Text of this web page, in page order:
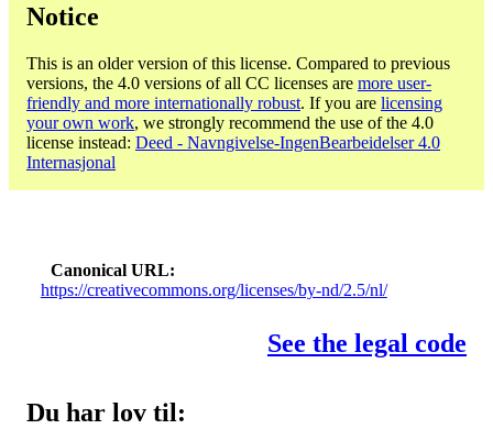
Notice
This is an older version of this license. Compared to previous
versions, the 4.0 versions of all CC licenses are more user-
friendly and more internationally robust. If you are licensing
your own work, we strongly recommend the use of the 4.0
license instead: Deed - Navngivelse-IngenBearbeidelser 4.0
Internasjonal
Canonical URL
https://creativecommons.org/licenses/by-nd/2.5/nl/
See the legal code
Du har lov til: